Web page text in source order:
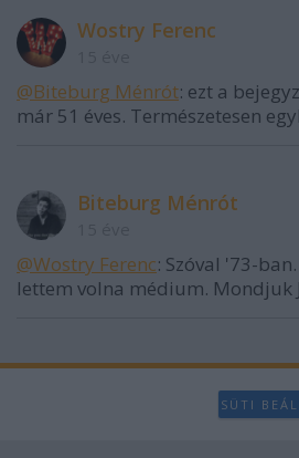
Wostry Ferenc
@Biteburg Ménrót: ezt a
már 51 éves. Természetesen
Biteburg Ménrót
@Wostry Ferenc: Szóval '73-
lettem volna médium. Mondjuk
SÜTI